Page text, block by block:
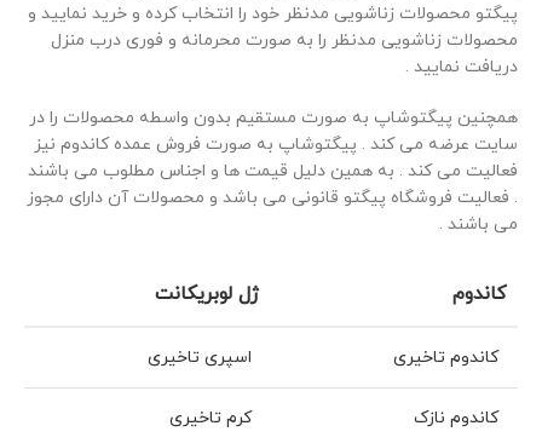
پیگتو محصولات زناشویی مدنظر خود را انتخاب کرده و خرید نمایید و
محصولات زناشویی مدنظر را به صورت محرمانه و فوری درب منزل
دریافت نمایید .
همچنین پیگتوشاپ به صورت مستقیم بدون واسطه محصولات را در
سایت عرضه می کند . پیگتوشاپ به صورت فروش عمده کاندوم نیز
فعالیت می کند . به همین دلیل قیمت ها و اجناس مطلوب می باشند
. فعالیت فروشگاه پیگتو قانونی می باشد و محصولات آن دارای مجوز
می باشند .
کاندوم ژل لوبریکانت
کاندوم تاخیری اسپری تاخیری
کاندوم نازک کرم تاخیری